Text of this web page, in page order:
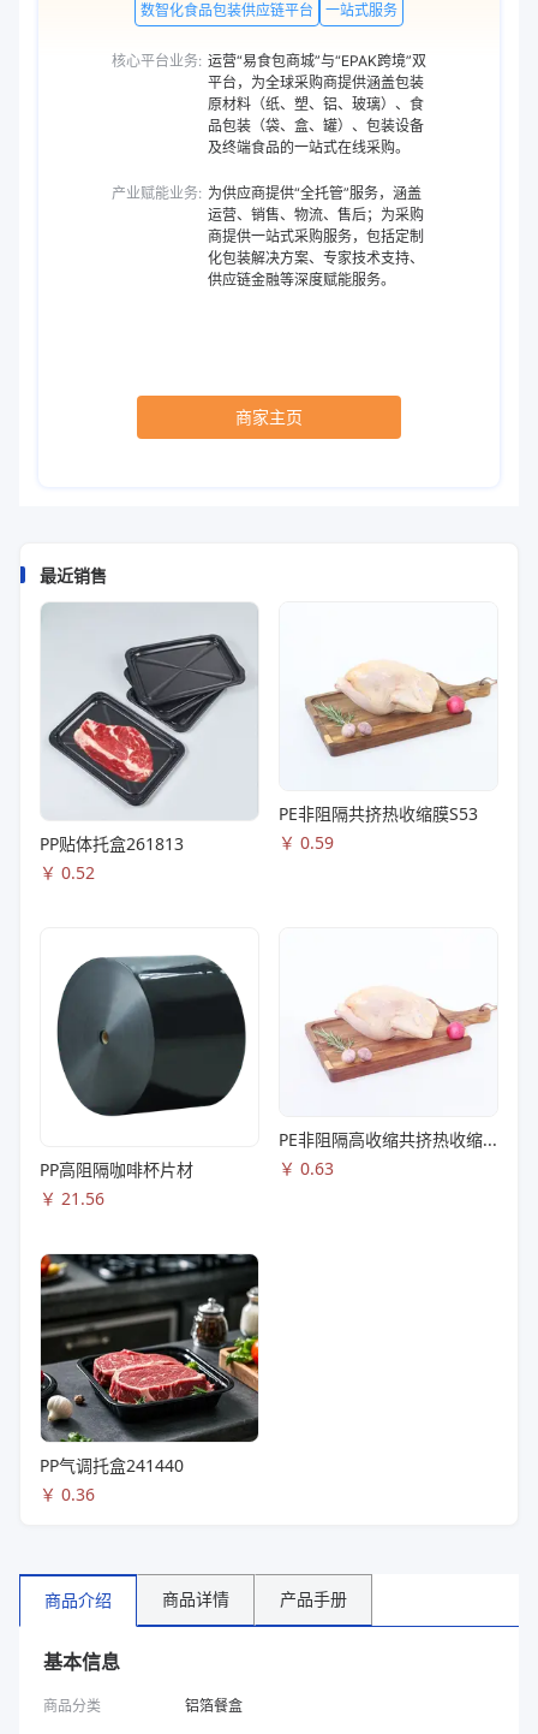
数智化食品包装供应链平台 一站式服务
核心平台业务: 运营“易食包商城”与“EPAK跨境”双
平台，为全球采购商提供涵盖包装
原材料（纸、塑、铝、玻璃）、食
品包装（袋、盒、罐）、包装设备
及终端食品的一站式在线采购。
产业赋能业务: 为供应商提供“全托管”服务，涵盖
运营、销售、物流、售后；为采购
商提供一站式采购服务，包括定制
化包装解决方案、专家技术支持、
供应链金融等深度赋能服务。
商家主页
最近销售
PP贴体托盒261813
￥ 0.52
PE非阻隔共挤热收缩膜S53
￥ 0.59
PP高阻隔咖啡杯片材
￥ 21.56
PE非阻隔高收缩共挤热收缩膜S83
￥ 0.63
PP气调托盒241440
￥ 0.36
商品介绍 商品详情 产品手册
基本信息
商品分类 铝箔餐盒